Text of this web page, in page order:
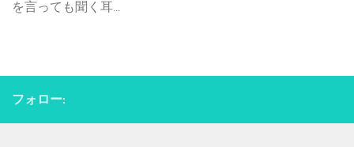
を言っても聞く耳...
フォロー: